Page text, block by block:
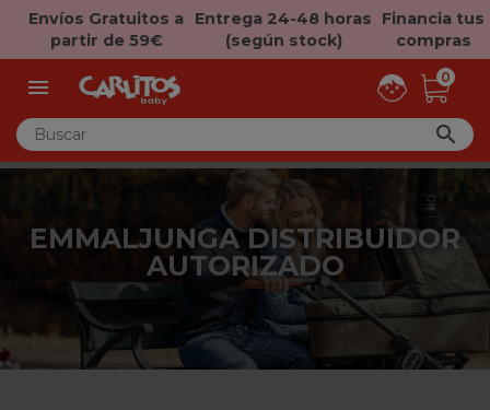
Envíos Gratuitos a
partir de 59€
Entrega 24-48 horas
(según stock)
Financia tus
compras
 0

EMMALJUNGA DISTRIBUIDOR
AUTORIZADO